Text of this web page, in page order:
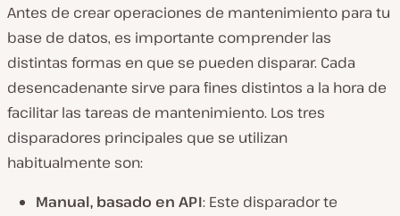
Antes de crear operaciones de mantenimiento para tu
base de datos, es importante comprender las
distintas formas en que se pueden disparar. Cada
desencadenante sirve para fines distintos a la hora de
facilitar las tareas de mantenimiento. Los tres
disparadores principales que se utilizan
habitualmente son:
Manual, basado en API: Este disparador te